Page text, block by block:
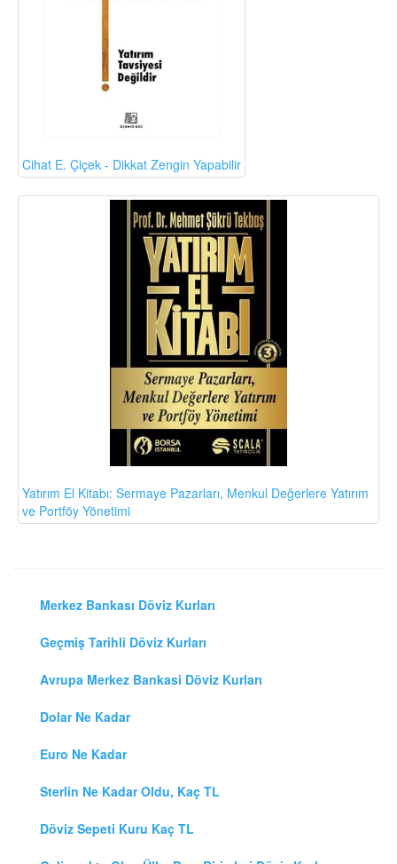
Cihat E. Çiçek - Dikkat Zengin Yapabilir
Yatırım El Kitabı: Sermaye Pazarları, Menkul Değerlere Yatırım
ve Portföy Yönetimi
Merkez Bankası Döviz Kurları
Geçmiş Tarihli Döviz Kurları
Avrupa Merkez Bankasi Döviz Kurları
Dolar Ne Kadar
Euro Ne Kadar
Sterlin Ne Kadar Oldu, Kaç TL
Döviz Sepeti Kuru Kaç TL